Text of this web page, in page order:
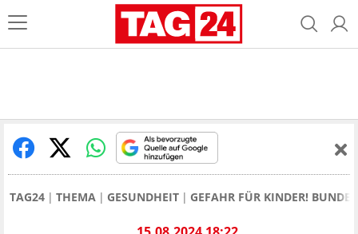
TAG24 THEMA GESUNDHEIT GEFAHR FÜR KINDER!